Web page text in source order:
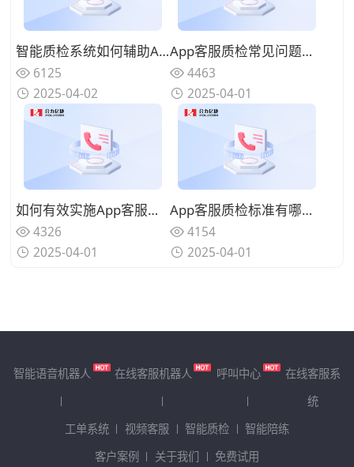
智能质检系统如何辅助App客服管理？功能介绍
6125
2025-04-02
App客服质检常见问题及解决方法有哪些？
4463
2025-04-01
如何有效实施App客服质检？分步指南
4326
2025-04-01
App客服质检标准有哪些？常见指标解析
4154
2025-04-01
智能语音机器人 在线客服机器人 呼叫中心
在线客服系
统
工单系统
视频客服 智能质检
智能陪练
客户案例
关于我们 免费试用